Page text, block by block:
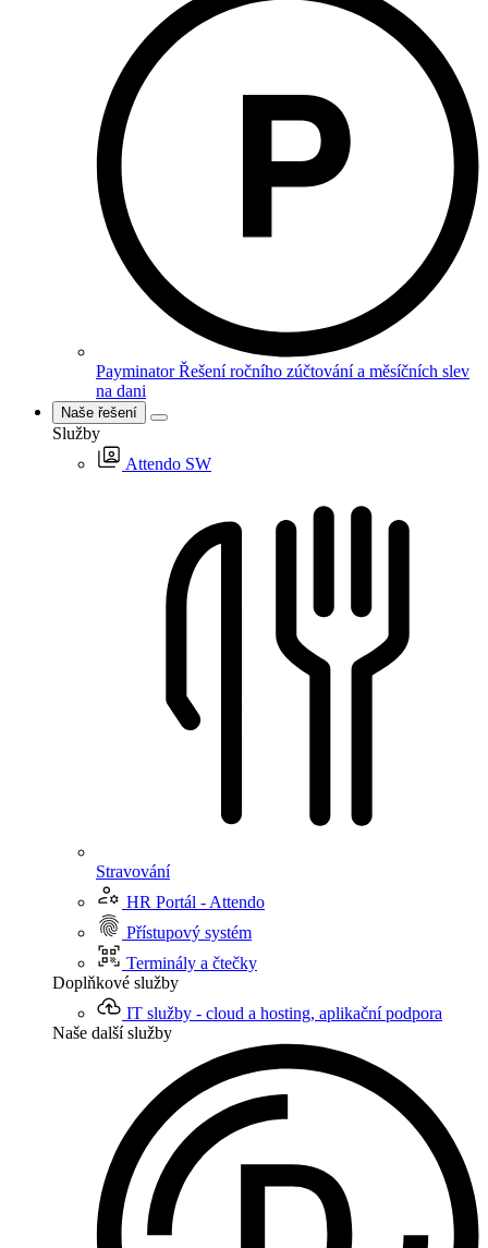
Payminator Řešení ročního zúčtování a měsíčních slev
na dani
Naše řešení
Služby
Attendo SW
Stravování
HR Portál - Attendo
Přístupový systém
Terminály a čtečky
Doplňkové služby
IT služby - cloud a hosting, aplikační podpora
Naše další služby